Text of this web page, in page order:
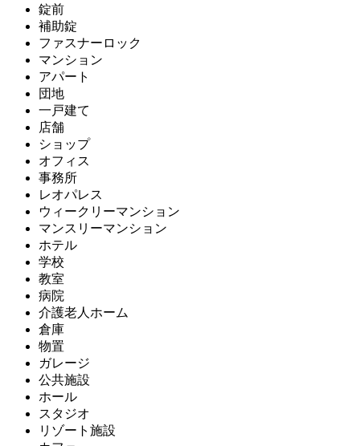
錠前
補助錠
ファスナーロック
マンション
アパート
団地
一戸建て
店舗
ショップ
オフィス
事務所
レオパレス
ウィークリーマンション
マンスリーマンション
ホテル
学校
教室
病院
介護老人ホーム
倉庫
物置
ガレージ
公共施設
ホール
スタジオ
リゾート施設